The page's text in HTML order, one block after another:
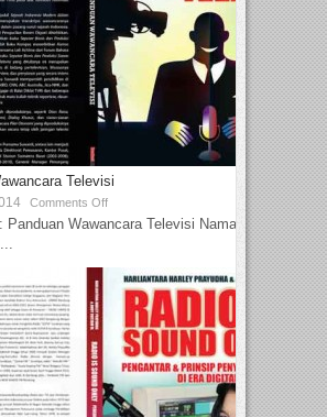
Televisi
Comments Off
Panduan Wawancara Televisi Nama